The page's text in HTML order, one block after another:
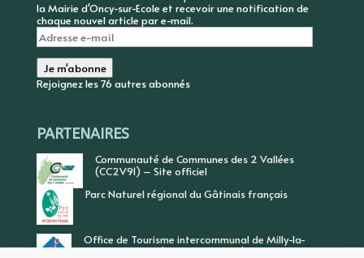
la Mairie d'Oncy-sur-Ecole et recevoir une notification de
chaque nouvel article par e-mail.
Adresse
e-
mail
Je m'abonne
Rejoignez les 76 autres abonnés
PARTENAIRES
Communauté de Communes des 2 Vallées
(CC2V91) – Site officiel
Parc Naturel régional du Gâtinais français
Office de Tourisme intercommunal de Milly-la-
Forêt, Vallée de l’Ecole, Vallée de l’Essonne